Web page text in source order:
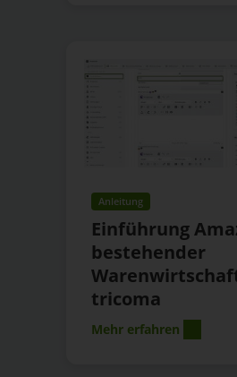
Anleitung
Einführung
bestehender
tricoma
Mehr erfahren